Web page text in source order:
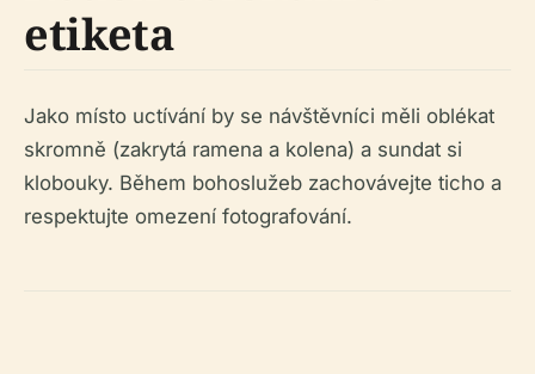
etiketa
Jako místo uctívání by se návštěvníci měli oblékat
skromně (zakrytá ramena a kolena) a sundat si
klobouky. Během bohoslužeb zachovávejte ticho a
respektujte omezení fotografování.